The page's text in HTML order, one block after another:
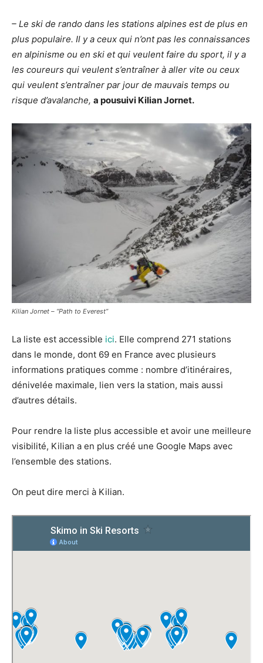
– Le ski de rando dans les stations alpines est de plus en
plus populaire. Il y a ceux qui n’ont pas les connaissances
en alpinisme ou en ski et qui veulent faire du sport, il y a
les coureurs qui veulent s’entraîner à aller vite ou ceux
qui veulent s’entraîner par jour de mauvais temps ou
risque d’avalanche, a pousuivi Kilian Jornet.
Kilian Jornet – “Path to Everest”
La liste est accessible ici. Elle comprend 271 stations
dans le monde, dont 69 en France avec plusieurs
informations pratiques comme : nombre d’itinéraires,
dénivelée maximale, lien vers la station, mais aussi
d’autres détails.
Pour rendre la liste plus accessible et avoir une meilleure
visibilité, Kilian a en plus créé une Google Maps avec
l’ensemble des stations.
On peut dire merci à Kilian.